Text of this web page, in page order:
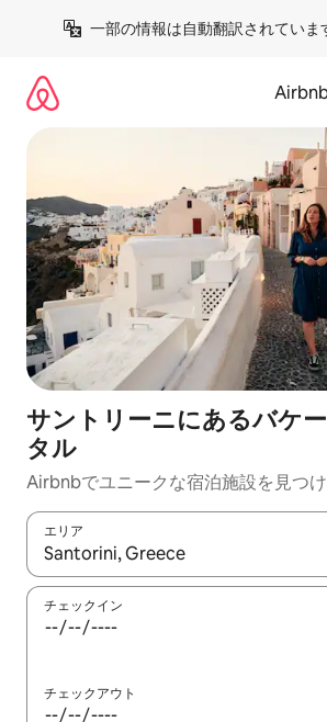
一部の情報は自動翻訳されていま
サントリーニにあるバケ
タル
Airbnbでユニークな宿泊施設を見つ
エリア
検索結果が表示されたら、上下の矢印
チェックイン
チェックアウト